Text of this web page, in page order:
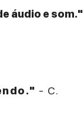
áudio e som."
- C.